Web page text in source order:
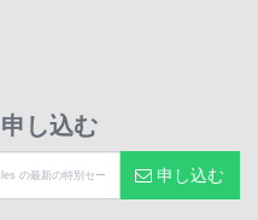
申し込む
申し込む